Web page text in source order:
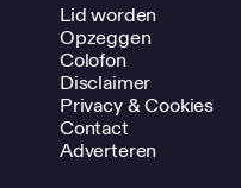
Lid worden
Opzeggen
Colofon
Disclaimer
Privacy & Cookies
Contact
Adverteren